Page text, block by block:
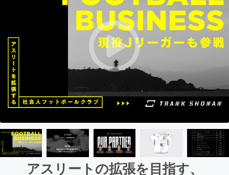
アスリートの拡張を目指す、